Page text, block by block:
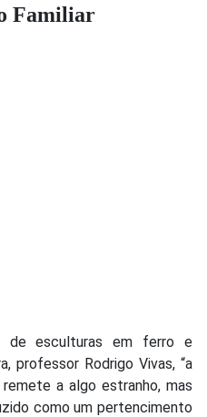
Familiar
de esculturas em ferro e
professor Rodrigo Vivas, “a
a algo estranho, mas
como um pertencimento